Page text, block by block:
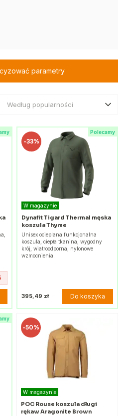
parametry
Według popularności
Polecamy
-33%
W magazynie
Dynafit Tigard Thermal męska
koszula Thyme
Unisex ocieplana funkcjonalna
koszula, ciepła tkanina, wygodny
krój, wiatroodporna, nylonowe
wzmocnienia.
395,49 zł Do koszyka
-50%
W magazynie
POC Rouse koszula długi
rękaw Aragonite Brown